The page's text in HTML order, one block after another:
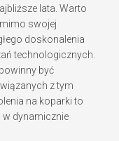
lata. Warto
swojej
doskonalenia
technologicznych.
być
z tym
na koparki to
dynamicznie